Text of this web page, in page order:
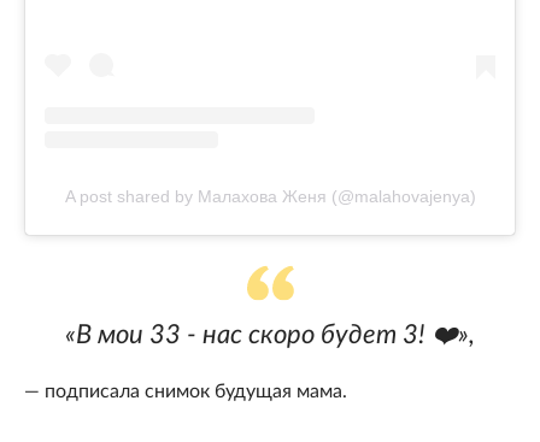
A post shared by Малахова Женя (@malahovajenya)
«В мои 33 - нас скоро будет 3! ❤️»,
— подписала снимок будущая мама.